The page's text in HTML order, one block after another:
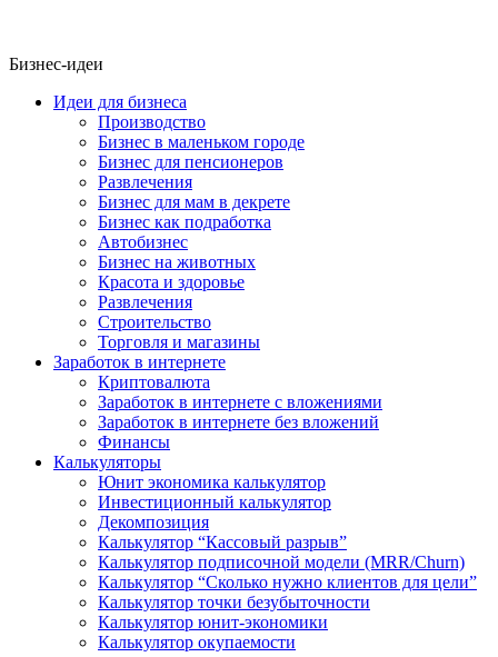
Бизнес-идеи
Идеи для бизнеса
Производство
Бизнес в маленьком городе
Бизнес для пенсионеров
Развлечения
Бизнес для мам в декрете
Бизнес как подработка
Автобизнес
Бизнес на животных
Красота и здоровье
Развлечения
Строительство
Торговля и магазины
Заработок в интернете
Криптовалюта
Заработок в интернете c вложениями
Заработок в интернете без вложений
Финансы
Калькуляторы
Юнит экономика калькулятор
Инвестиционный калькулятор
Декомпозиция
Калькулятор “Кассовый разрыв”
Калькулятор подписочной модели (MRR/Churn)
Калькулятор “Сколько нужно клиентов для цели”
Калькулятор точки безубыточности
Калькулятор юнит-экономики
Калькулятор окупаемости